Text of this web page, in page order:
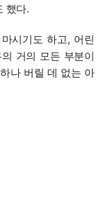
했다.
시기도 하고, 어린
거의 모든 부분이
나 버릴 데 없는 아